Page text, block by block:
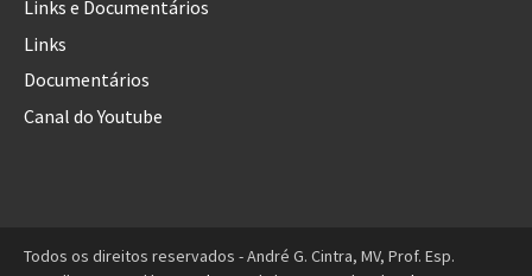
Links e Documentários
Links
Documentários
Canal do Youtube
Todos os direitos reservados - André G. Cintra, MV, Prof. Esp.